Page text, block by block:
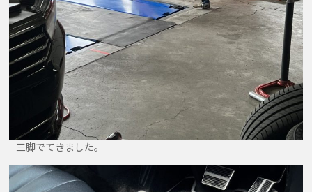
三脚でてきました。